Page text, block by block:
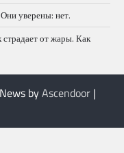
уверены: нет.
страдает от жары. Как
byAscendoor |